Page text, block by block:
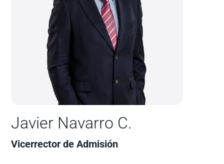
Javier Navarro C.
Vicerrector de Admisión